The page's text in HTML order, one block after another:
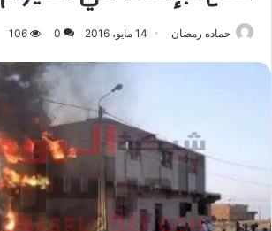
حماده رمضان 14 مايو، 2016 0
106